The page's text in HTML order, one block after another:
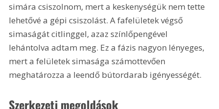
simára csiszolnom, mert a keskenységük nem tette
lehetővé a gépi csiszolást. A fafelületek végső
simaságát citlinggel, azaz színlőpengével
lehántolva adtam meg. Ez a fázis nagyon lényeges,
mert a felületek simasága számottevően
meghatározza a leendő bútordarab igényességét.
Szerkezeti megoldások